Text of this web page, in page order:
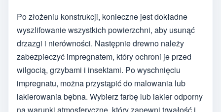
Po złożeniu konstrukcji, konieczne jest dokładne
wyszlifowanie wszystkich powierzchni, aby usunąć
drzazgi i nierówności. Następnie drewno należy
zabezpieczyć impregnatem, który ochroni je przed
wilgocią, grzybami i insektami. Po wyschnięciu
impregnatu, można przystąpić do malowania lub
lakierowania bębna. Wybierz farbę lub lakier odporny
na warunki atmosferyczne, który zapewni trwałość i